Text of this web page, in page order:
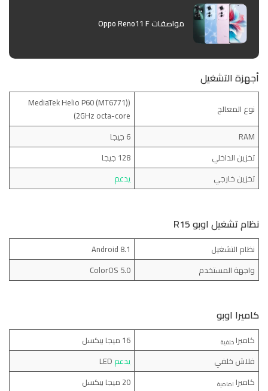
مواصفات Oppo Reno11 F
أجهزة التشغيل
نوع المعالج
(MediaTek Helio P60 (MT6771)
(2GHz octa-core
RAM
6 جيجا
تخزين الداخلي
128 جيجا
تخزين خارجي
يدعم
نظام تشغيل اوبو R15
نظام التشغيل
Android 8.1
واجهة المستخدم
ColorOS 5.0
كاميرا اوبو
كاميراخلفية
16 ميجا بيكسل
فلاش خلفي
يدعم LED
كاميرا امامية
20 ميجا بيكسل